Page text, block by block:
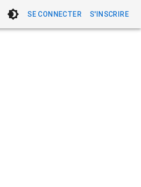
SE CONNECTER S'INSCRIRE